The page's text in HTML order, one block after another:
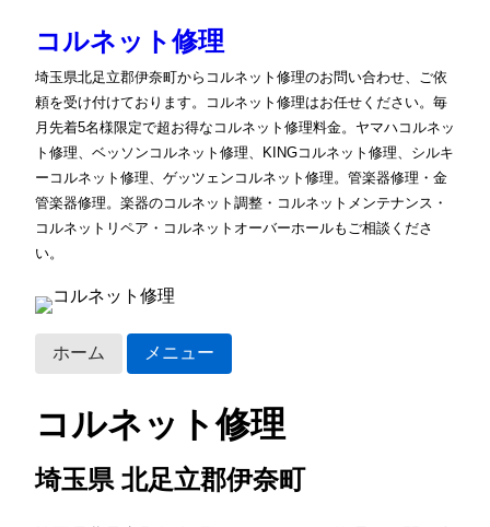
コルネット修理
埼玉県北足立郡伊奈町からコルネット修理のお問い合わせ、ご依
頼を受け付けております。コルネット修理はお任せください。毎
月先着5名様限定で超お得なコルネット修理料金。ヤマハコルネッ
ト修理、ベッソンコルネット修理、KINGコルネット修理、シルキ
ーコルネット修理、ゲッツェンコルネット修理。管楽器修理・金
管楽器修理。楽器のコルネット調整・コルネットメンテナンス・
コルネットリペア・コルネットオーバーホールもご相談くださ
い。
ホーム メニュー
コルネット修理
埼玉県 北足立郡伊奈町